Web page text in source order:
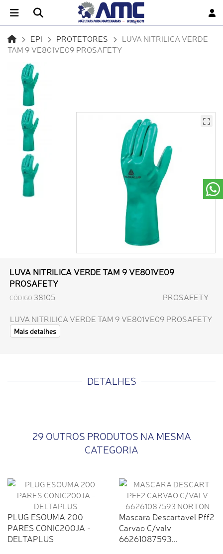
EPI PROTETORES
LUVA NITRILICA VERDE
TAM 9 VE801VE09 PROSAFETY
LUVA NITRILICA VERDE TAM 9 VE801VE09
PROSAFETY
CÓDIGO 38105
PROSAFETY
LUVA NITRILICA VERDE TAM 9 VE801VE09 PROSAFETY
Mais detalhes
DETALHES
29 OUTROS PRODUTOS NA MESMA
CATEGORIA
PLUG ESOUMA 200
PARES CONIC200JA -
DELTAPLUS
Mascara Descartavel Pff2
Carvao C/valv
66261087593...